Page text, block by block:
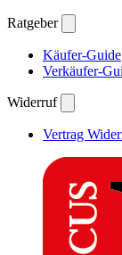
Ratgeber
Käufer-Guide
Verkäufer-
Widerruf
Vertrag